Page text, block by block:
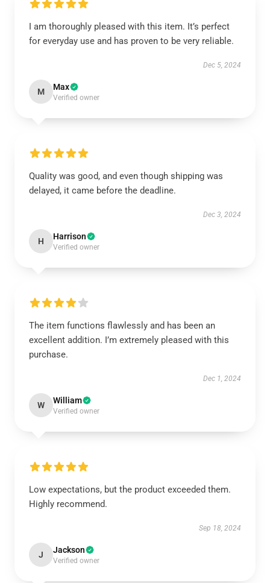
I am thoroughly pleased with this item. It’s perfect
for everyday use and has proven to be very reliable.
Dec 5, 2024
M Max
Verified owner
Quality was good, and even though shipping was
delayed, it came before the deadline.
Dec 3, 2024
H Harrison
Verified owner
The item functions flawlessly and has been an
excellent addition. I’m extremely pleased with this
purchase.
Dec 1, 2024
W William
Verified owner
Low expectations, but the product exceeded them.
Highly recommend.
Sep 18, 2024
J Jackson
Verified owner